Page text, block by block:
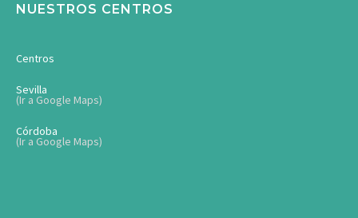
NUESTROS CENTROS
Centros
Sevilla
(Ir a Google Maps)
Córdoba
(Ir a Google Maps)